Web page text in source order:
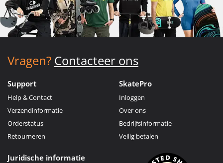
Vragen? Contacteer ons
Support
Help & Contact
Verzendinformatie
Orderstatus
Retourneren
SkatePro
Inloggen
Over ons
Bedrijfsinformatie
Veilig betalen
Juridische informatie